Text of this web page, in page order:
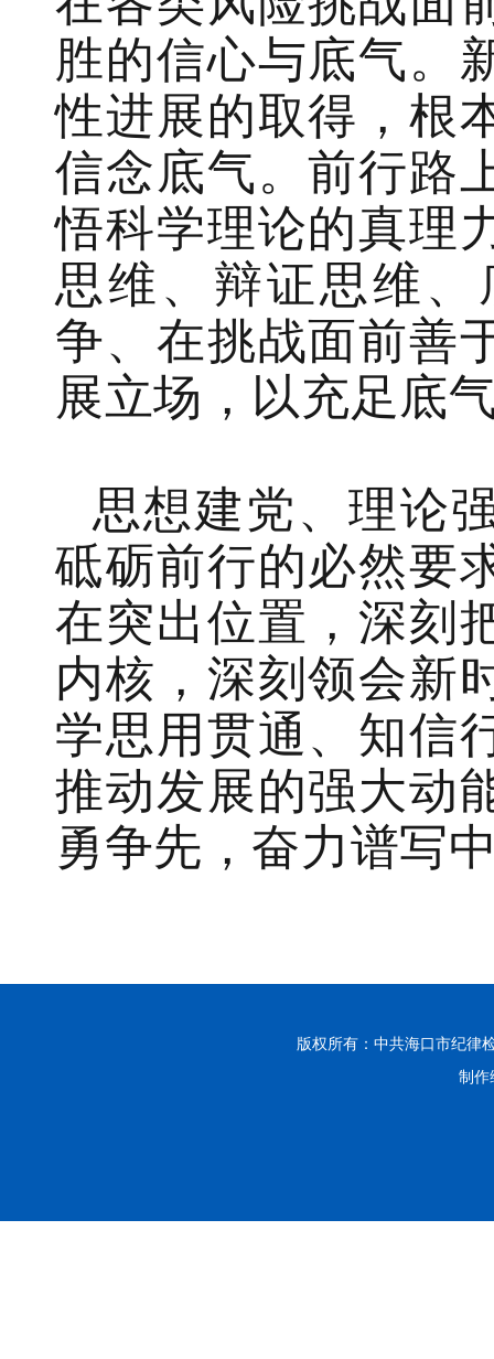
胜的信心与底气。
性进展的取得，根
信念底气。前行路
悟科学理论的真理
思维、辩证思维
争、在挑战面前善
展立场，以充足底
思想建党、理论
砥砺前行的必然要
在突出位置，深刻
内核，深刻领会新
学思用贯通、知信
推动发展的强大动
勇争先，奋力谱写
版权所有：中共海口市纪
制作